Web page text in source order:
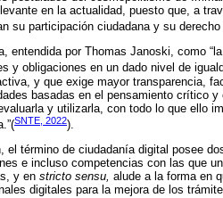
en la actualidad, puesto que, a
su participación ciudadana y su
entendida por Thomas Janoski, como
y obligaciones en un dado nivel de
y que exige mayor transparencia,
basadas en el pensamiento crítico
y utilizarla, con todo lo que ello
SNTE, 2022).
el término de ciudadanía digital posee
e incluso competencias con las que
y en stricto sensu, alude a la forma en
digitales para la mejora de los